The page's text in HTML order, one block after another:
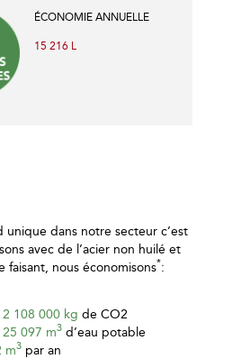
ÉCONOMIE ANNUELLE
15 216 L
unique dans notre secteur c’est
avec de l’acier non huilé et
faisant, nous économisons*:
2 108 000 kg de CO2
25 097 m3 d’eau potable
m3 par an